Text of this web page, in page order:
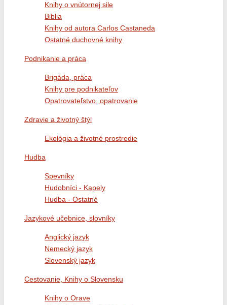
Knihy o vnútornej sile
Biblia
Knihy od autora Carlos Castaneda
Ostatné duchovné knihy
Podnikanie a práca
Brigáda, práca
Knihy pre podnikateľov
Opatrovateľstvo, opatrovanie
Zdravie a životný štýl
Ekológia a životné prostredie
Hudba
Spevníky
Hudobníci - Kapely
Hudba - Ostatné
Jazykové učebnice, slovníky
Anglický jazyk
Nemecký jazyk
Slovenský jazyk
Cestovanie, Knihy o Slovensku
Knihy o Orave